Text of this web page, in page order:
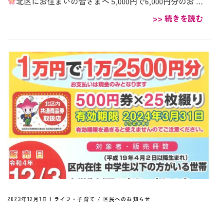
>> 続きを読む
2023年12月1日 | ライフ・子育て / 区民へのお知らせ